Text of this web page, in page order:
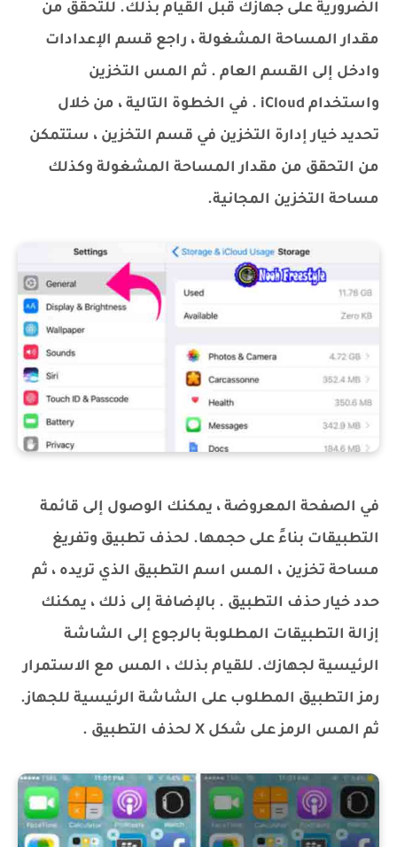
الضرورية على جهازك قبل القيام بذلك. للتحقق من
مقدار المساحة المشغولة ، راجع قسم الإعدادات
وادخل إلى القسم العام . ثم المس التخزين
واستخدام iCloud . في الخطوة التالية ، من خلال
تحديد خيار إدارة التخزين في قسم التخزين ، ستتمكن
من التحقق من مقدار المساحة المشغولة وكذلك
مساحة التخزين المجانية.
في الصفحة المعروضة ، يمكنك الوصول إلى قائمة
التطبيقات بناءً على حجمها. لحذف تطبيق وتفريغ
مساحة تخزين ، المس اسم التطبيق الذي تريده ، ثم
حدد خيار حذف التطبيق . بالإضافة إلى ذلك ، يمكنك
إزالة التطبيقات المطلوبة بالرجوع إلى الشاشة
الرئيسية لجهازك. للقيام بذلك ، المس مع الاستمرار
رمز التطبيق المطلوب على الشاشة الرئيسية للجهاز.
ثم المس الرمز على شكل X لحذف التطبيق .